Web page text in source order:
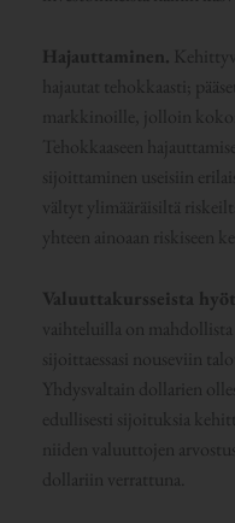
Hajauttaminen.
hajautat tehokkaasti;
markkinoille, jolloin
Tehokkaaseen
sijoittaminen useisiin
vältyt ylimääräisiltä
yhteen ainoaan riskiseen
Valuuttakursseista
vaihteluilla on mahdollista
sijoittaessasi nouseviin
Yhdysvaltain dollarien
edullisesti sijoituksia
niiden valuuttojen
dollariin verrattuna.